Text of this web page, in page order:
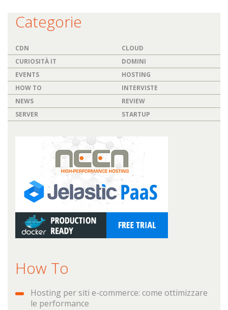
Categorie
CDN
CLOUD
CURIOSITÀ IT
DOMINI
EVENTS
HOSTING
HOW TO
INTERVISTE
NEWS
REVIEW
SERVER
STARTUP
How To
Hosting per siti e-commerce: come ottimizzare
le performance